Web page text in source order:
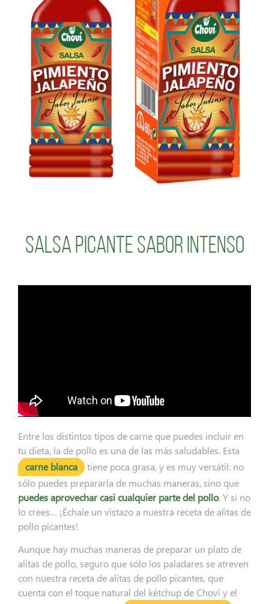
SALSA PICANTE sabor INTENSO
Entre los distintos tipos de carne que puedes incluir en
tu dieta, la de pollo es una de las más saludables. Esta
carne blanca
tiene poca grasa, y es muy versátil: no
sólo puedes prepararla de muchas maneras, sino que
puedes aprovechar casi cualquier parte del pollo. Y si no
lo crees… ¡Échale un vistazo a nuestra receta de alitas de
pollo picantes!
Aunque hay muchas maneras de preparar un plato de
alitas de pollo, seguro que sólo los paladares se atreven
con nuestra receta de alitas de pollo picantes, que
cuenta con el toque natural del kétchup de Choví y el